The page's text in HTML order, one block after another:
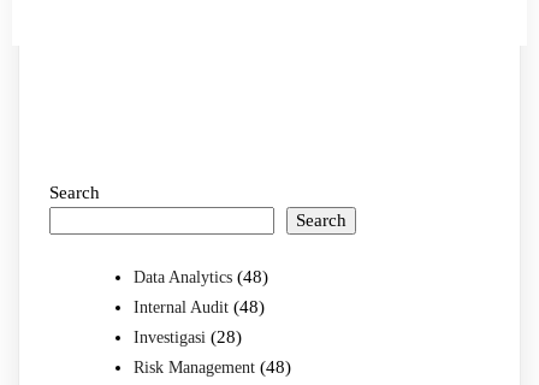
Search
Search
Data Analytics (48)
Internal Audit (48)
Investigasi (28)
Risk Management (48)